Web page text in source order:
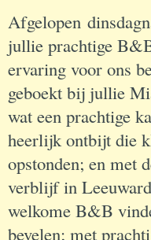
Afgelopen
jullie prachtige
ervaring voor ons
geboekt bij jullie
wat een prachtige
heerlijk ontbijt die
opstonden; en met
verblijf in
welkome B&B
bevelen; met